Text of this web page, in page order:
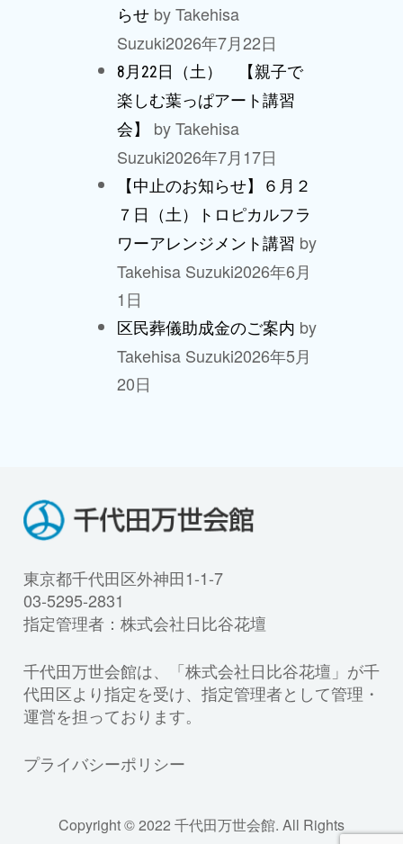
らせ by Takehisa
Suzuki2026年7月22日
8月22日（土） 【親子で
楽しむ葉っぱアート講習
会】
by Takehisa
Suzuki2026年7月17日
【中止のお知らせ】６月２
７日（土）トロピカルフラ
ワーアレンジメント講習 by
Takehisa Suzuki2026年6月
1日
区民葬儀助成金のご案内 by
Takehisa Suzuki2026年5月
20日
東京都千代田区外神田1-1-7
03-5295-2831
指定管理者：株式会社日比谷花壇
千代田万世会館は、「株式会社日比谷花壇」が千
代田区より指定を受け、指定管理者として管理・
運営を担っております。
プライバシーポリシー
Copyright © 2022 千代田万世会館. All Rights